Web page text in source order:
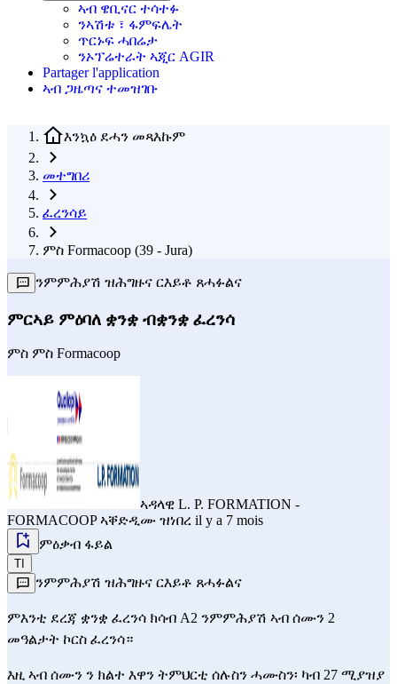
ኣብ ዌቢናር ተሳተፉ
ንኣሽቱ ፣ ፋምፍሌት
ጥርኑፍ ሓበሬታ
ንኦፕሬተራት ኣጂር AGIR
Partager l'application
ኣብ ጋዜጣና ተመዝገቡ
እንኳዕ ደሓን መጻእኩም
መተግበሪ
ፈረንሳይ
ምስ Formacoop (39 - Jura)
ንምምሕያሽ ዝሕግዙና ርእይቶ ጸሓፉልና
ምርኣይ ምዕባለ ቋንቋ ብቋንቋ ፈረንሳ
ምስ ምስ Formacoop
ኣዳላዊ L. P. FORMATION -
FORMACOOP ኣቐድዲሙ ዝነበረ il y a 7 mois
ምዕቃብ ፋይል
TI
ንምምሕያሽ ዝሕግዙና ርእይቶ ጸሓፉልና
ምእንቲ ደረጃ ቋንቋ ፈረንሳ ክሳብ A2 ንምምሕያሽ ኣብ ሰሙን 2
መዓልታት ኮርስ ፈረንሳ።
እዚ ኣብ ሰሙን ን ክልተ እዋን ትምህርቲ ሰሉስን ሓሙስን፡ ካብ 27 ሚያዝያ